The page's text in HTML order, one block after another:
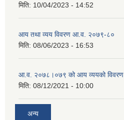
मिति: 10/04/2023 - 14:52
आय तथा व्यय विवरण आ.व. २०७९-८०
मिति: 08/06/2023 - 16:53
आ.व. २०७८।०७९ को आय व्ययको विवरण
मिति: 08/12/2021 - 10:00
अन्य